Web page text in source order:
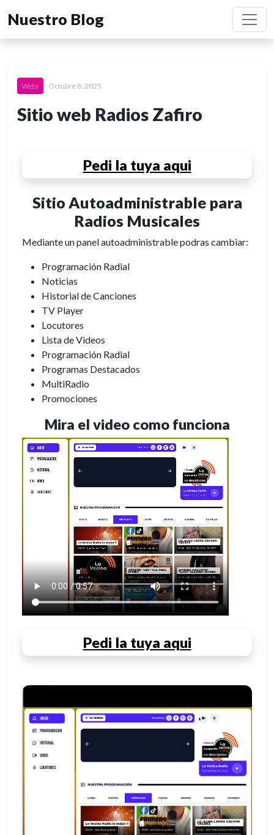
Nuestro Blog
Webs Octubre 8, 2025
Sitio web Radios Zafiro
Pedi la tuya aqui
Sitio Autoadministrable para
Radios Musicales
Mediante un panel autoadministrable podras cambiar:
Programación Radial
Noticias
Historial de Canciones
TV Player
Locutores
Lista de Videos
Programación Radial
Programas Destacados
MultiRadio
Promociones
Mira el video como funciona
Pedi la tuya aqui